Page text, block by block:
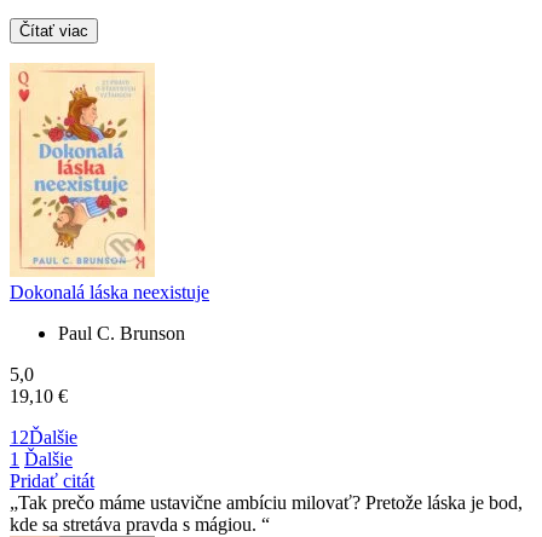
Čítať viac
Dokonalá láska neexistuje
Paul C. Brunson
5,0
19,10 €
1 2Ďalšie
1 Ďalšie
Pridať citát
Tak prečo máme ustavične ambíciu milovať? Pretože láska je bod,
kde sa stretáva pravda s mágiou.